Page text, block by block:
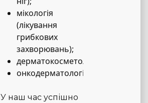
мікологія
(лікування
грибкових
захворювань);
дерматокосметологія;
онкодерматологія.
У наш час успішно